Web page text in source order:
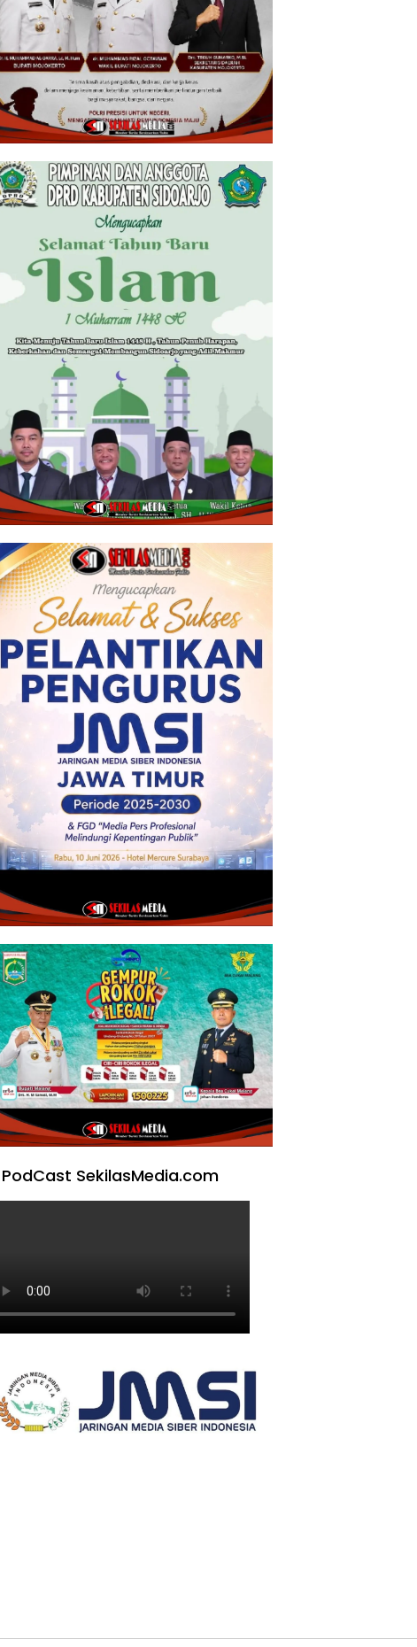
PodCast SekilasMedia.com